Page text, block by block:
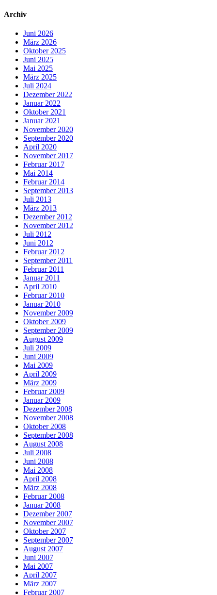
Archiv
Juni 2026
März 2026
Oktober 2025
Juni 2025
Mai 2025
März 2025
Juli 2024
Dezember 2022
Januar 2022
Oktober 2021
Januar 2021
November 2020
September 2020
April 2020
November 2017
Februar 2017
Mai 2014
Februar 2014
September 2013
Juli 2013
März 2013
Dezember 2012
November 2012
Juli 2012
Juni 2012
Februar 2012
September 2011
Februar 2011
Januar 2011
April 2010
Februar 2010
Januar 2010
November 2009
Oktober 2009
September 2009
August 2009
Juli 2009
Juni 2009
Mai 2009
April 2009
März 2009
Februar 2009
Januar 2009
Dezember 2008
November 2008
Oktober 2008
September 2008
August 2008
Juli 2008
Juni 2008
Mai 2008
April 2008
März 2008
Februar 2008
Januar 2008
Dezember 2007
November 2007
Oktober 2007
September 2007
August 2007
Juni 2007
Mai 2007
April 2007
März 2007
Februar 2007